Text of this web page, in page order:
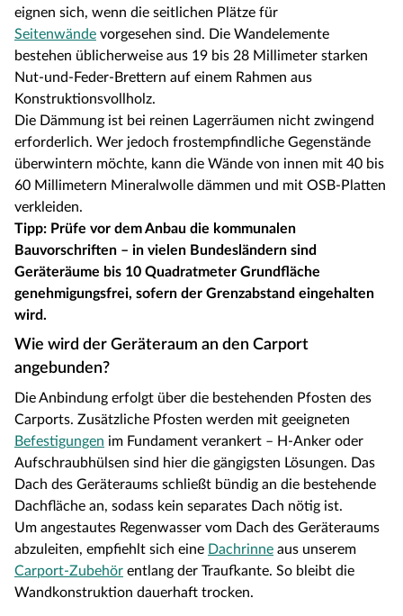
eignen sich, wenn die seitlichen Plätze für
Seitenwände vorgesehen sind. Die Wandelemente
bestehen üblicherweise aus 19 bis 28 Millimeter starken
Nut-und-Feder-Brettern auf einem Rahmen aus
Konstruktionsvollholz.
Die Dämmung ist bei reinen Lagerräumen nicht zwingend
erforderlich. Wer jedoch frostempfindliche Gegenstände
überwintern möchte, kann die Wände von innen mit 40 bis
60 Millimetern Mineralwolle dämmen und mit OSB-Platten
verkleiden.
Tipp: Prüfe vor dem Anbau die kommunalen
Bauvorschriften – in vielen Bundesländern sind
Geräteräume bis 10 Quadratmeter Grundfläche
genehmigungsfrei, sofern der Grenzabstand eingehalten
wird.
Wie wird der Geräteraum an den Carport
angebunden?
Die Anbindung erfolgt über die bestehenden Pfosten des
Carports. Zusätzliche Pfosten werden mit geeigneten
Befestigungen im Fundament verankert – H-Anker oder
Aufschraubhülsen sind hier die gängigsten Lösungen. Das
Dach des Geräteraums schließt bündig an die bestehende
Dachfläche an, sodass kein separates Dach nötig ist.
Um angestautes Regenwasser vom Dach des Geräteraums
abzuleiten, empfiehlt sich eine Dachrinne aus unserem
Carport-Zubehör entlang der Traufkante. So bleibt die
Wandkonstruktion dauerhaft trocken.